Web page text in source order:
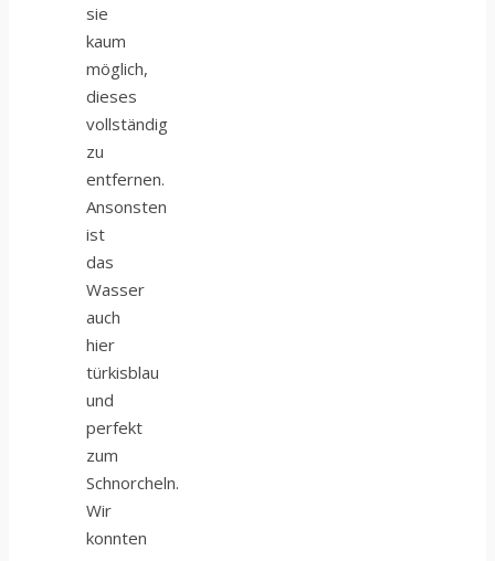
sie
kaum
möglich,
dieses
vollständig
zu
entfernen.
Ansonsten
ist
das
Wasser
auch
hier
türkisblau
und
perfekt
zum
Schnorcheln.
Wir
konnten